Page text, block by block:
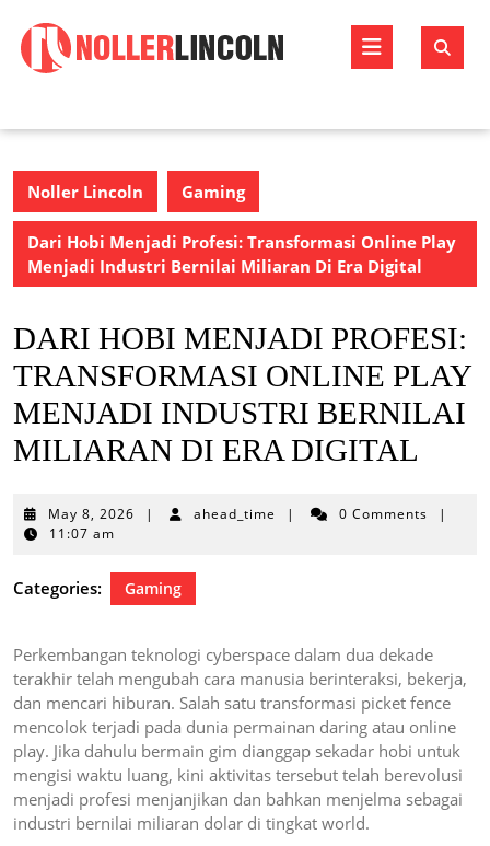
content
Open
Noller Lincoln Gaming
Dari Hobi Menjadi Profesi: Transformasi Online Play
Menjadi Industri Bernilai Miliaran Di Era Digital
DARI HOBI MENJADI PROFESI:
TRANSFORMASI ONLINE PLAY
MENJADI INDUSTRI BERNILAI
MILIARAN DI ERA DIGITAL
May 8, 2026 May
| ahead_time | 0 Comments
|
11:07 am
Categories: Gaming
Perkembangan teknologi cyberspace dalam dua dekade
terakhir telah mengubah cara manusia berinteraksi, bekerja,
dan mencari hiburan. Salah satu transformasi picket fence
mencolok terjadi pada dunia permainan daring atau online
play. Jika dahulu bermain gim dianggap sekadar hobi untuk
mengisi waktu luang, kini aktivitas tersebut telah berevolusi
menjadi profesi menjanjikan dan bahkan menjelma sebagai
industri bernilai miliaran dolar di tingkat world.